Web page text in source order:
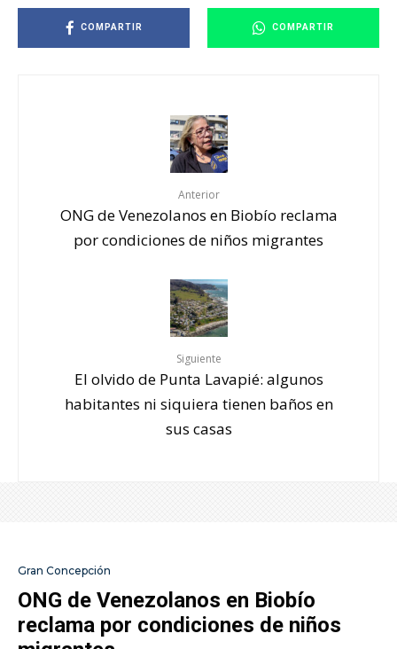
COMPARTIR COMPARTIR
Anterior
ONG de Venezolanos en Biobío reclama
por condiciones de niños migrantes
Siguiente
El olvido de Punta Lavapié: algunos
habitantes ni siquiera tienen baños en
sus casas
Gran Concepción
ONG de Venezolanos en Biobío
reclama por condiciones de niños